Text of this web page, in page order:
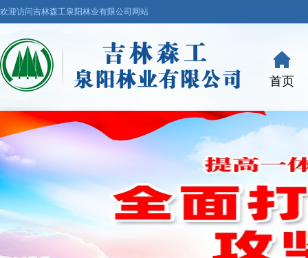
欢迎访问吉林森工泉阳林业有限公司网站
首页